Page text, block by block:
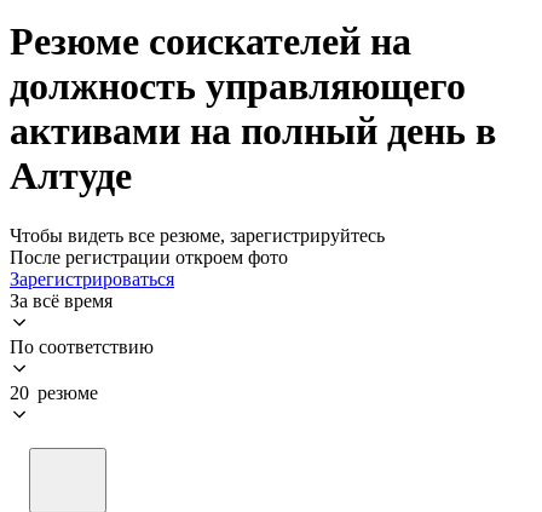
Резюме соискателей на
должность управляющего
активами на полный день в
Алтуде
Чтобы видеть все резюме, зарегистрируйтесь
После регистрации откроем фото
Зарегистрироваться
За всё время
По соответствию
20 резюме